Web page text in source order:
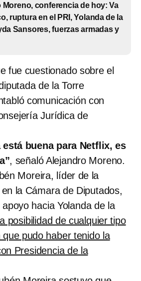
Moreno, conferencia de hoy: Va
ruptura en el PRI, Yolanda de la
Sansores, fuerzas armadas y
fue cuestionado sobre el
de la Torre
comunicación con
Jurídica de
está buena para Netflix, es
, señaló Alejandro Moreno.
Moreira, líder de la
la Cámara de Diputados,
hacia Yolanda de la
posibilidad de cualquier tipo
pudo haber tenido la
Presidencia de la